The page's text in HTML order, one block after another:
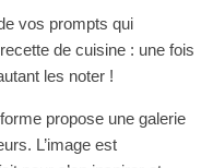
vos prompts qui
de cuisine : une fois
les noter !
propose une galerie
L’image est